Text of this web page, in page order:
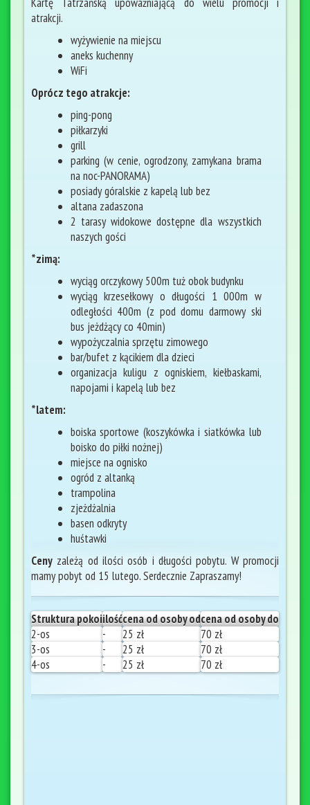
atrakcji.
wyżywienie na miejscu
aneks kuchenny
WiFi
Oprócz tego atrakcje:
ping-pong
piłkarzyki
grill
parking (w cenie, ogrodzony, zamykana brama
na noc-PANORAMA)
posiady góralskie z kapelą lub bez
altana zadaszona
2 tarasy widokowe dostępne dla wszystkich
naszych gości
*zimą:
wyciąg orczykowy 500m tuż obok budynku
wyciąg krzesełkowy o długości 1 000m w
odległości 400m (z pod domu darmowy ski
bus jeżdżący co 40min)
wypożyczalnia sprzętu zimowego
bar/bufet z kącikiem dla dzieci
organizacja kuligu z ogniskiem, kiełbaskami,
napojami i kapelą lub bez
*latem:
boiska sportowe (koszykówka i siatkówka lub
boisko do piłki nożnej)
miejsce na ognisko
ogród z altanką
trampolina
zjeżdżalnia
basen odkryty
huśtawki
Ceny zależą od ilości osób i długości pobytu. W promocji
mamy pobyt od 15 lutego. Serdecznie Zapraszamy!
Struktura pokoiilośćcena od osoby odcena od osoby do
2-os
- 25 zł
70 zł
3-os
- 25 zł
70 zł
4-os
- 25 zł 70 zł